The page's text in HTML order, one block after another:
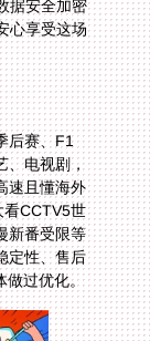
后赛、F1
电视剧，
且懂海外
CCTV5世
番受限等
性、售后
做过优化。